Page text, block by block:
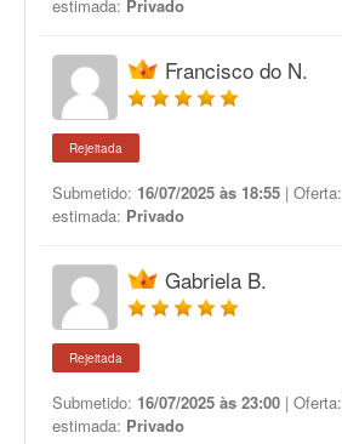
estimada: Privado
Francisco do N.
Rejeitada
Submetido: 16/07/2025 às 18:55 | Oferta:
estimada: Privado
Gabriela B.
Rejeitada
Submetido: 16/07/2025 às 23:00 | Oferta:
estimada: Privado